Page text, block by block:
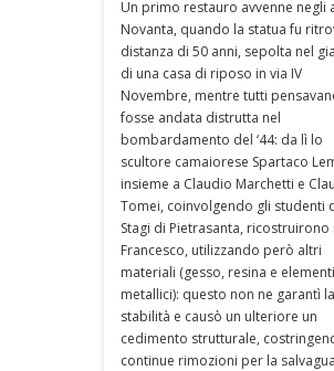
Un primo restauro avvenne negli
Novanta, quando la statua fu
distanza di 50 anni, sepolta nel
di una casa di riposo in via IV
Novembre, mentre tutti
fosse andata distrutta nel
bombardamento del ‘44: da lì lo
scultore camaiorese Spartaco
insieme a Claudio Marchetti e
Tomei, coinvolgendo gli studenti
Stagi di Pietrasanta, ricostruirono
Francesco, utilizzando però altri
materiali (gesso, resina e elementi
metallici): questo non ne garantì la
stabilità e causò un ulteriore un
cedimento strutturale,
continue rimozioni per la